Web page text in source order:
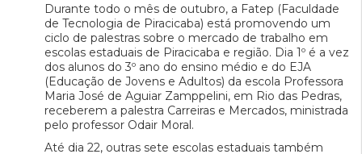
Durante todo o mês de outubro, a Fatep (Faculdade
de Tecnologia de Piracicaba) está promovendo um
ciclo de palestras sobre o mercado de trabalho em
escolas estaduais de Piracicaba e região. Dia 1º é a vez
dos alunos do 3º ano do ensino médio e do EJA
(Educação de Jovens e Adultos) da escola Professora
Maria José de Aguiar Zamppelini, em Rio das Pedras,
receberem a palestra Carreiras e Mercados, ministrada
pelo professor Odair Moral.
Até dia 22, outras sete escolas estaduais também